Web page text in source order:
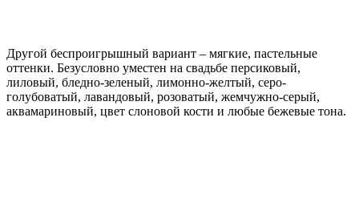
Другой беспроигрышный вариант – мягкие, пастельные
оттенки. Безусловно уместен на свадьбе персиковый,
лиловый, бледно-зеленый, лимонно-желтый, серо-
голубоватый, лавандовый, розоватый, жемчужно-серый,
аквамариновый, цвет слоновой кости и любые бежевые тона.